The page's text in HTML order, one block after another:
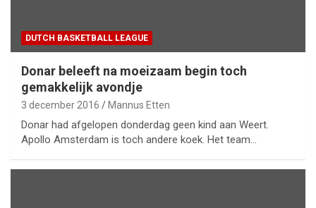
DUTCH BASKETBALL LEAGUE
Donar beleeft na moeizaam begin toch
gemakkelijk avondje
3 december 2016 Mannus Etten
Donar had afgelopen donderdag geen kind aan Weert.
Apollo Amsterdam is toch andere koek. Het team…